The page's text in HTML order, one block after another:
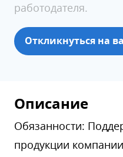
работодателя.
Откликнуться на
Описание
Обязанности:
продукции